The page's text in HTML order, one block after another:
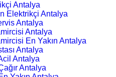
Antalya
Elektrikçi Antalya
Antalya
Antalya
En Yakın Antalya
Antalya
Antalya
Antalya